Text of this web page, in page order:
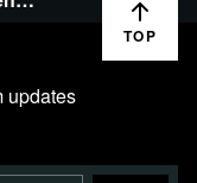
TOP
updates